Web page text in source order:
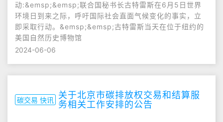
动:&emsp;&emsp;联合国秘书长古特雷斯在6月5日世界
环境日到来之际，呼吁国际社会直面气候变化的事实，立
即采取行动。&emsp;&emsp;古特雷斯当天在位于纽约的
美国自然历史博物馆
2024-06-06
碳交易 快讯 关于北京市碳排放权交易和结算服
务相关工作安排的公告